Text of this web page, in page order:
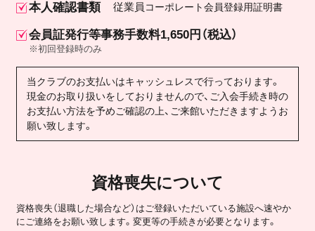
本人確認書類 従業員 コーポレート会員登録用証明書
会員証発行等事務手数料1,650円（税込）
※初回登録時のみ
当クラブのお支払いはキャッシュレスで行っております。
現金のお取り扱いをしておりませんので、ご入会手続き時の
お支払い方法を予めご確認の上、ご来館いただきますようお
願い致します。
資格喪失について
資格喪失（退職した場合など）はご登録いただいている施設へ速やか
にご連絡をお願い致します。変更等の手続きが必要となります。